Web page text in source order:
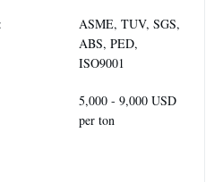
ASME, TUV, SGS,
ABS, PED,
ISO9001
5,000 - 9,000 USD
per ton